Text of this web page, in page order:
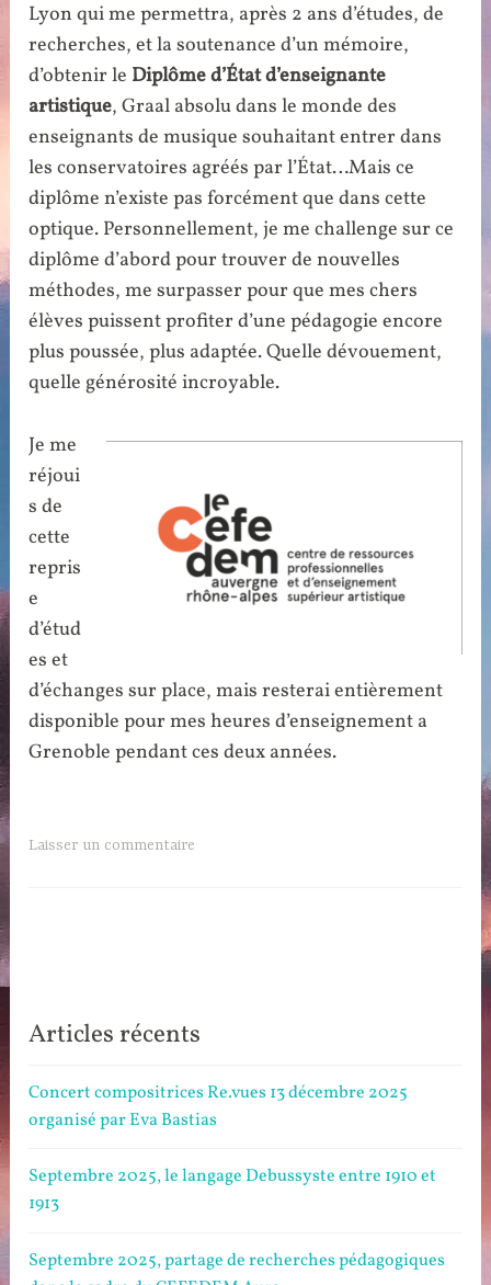
Lyon qui me permettra, après 2 ans d’études, de
recherches, et la soutenance d’un mémoire,
d’obtenir le Diplôme d’Étatd’enseignante
artistique, Graal absolu dans le monde des
enseignants de musique souhaitant entrer dans
les conservatoires agréés par l’État…Mais ce
diplôme n’existe pas forcément que dans cette
optique. Personnellement, je me challenge sur ce
diplôme d’abord pour trouver de nouvelles
méthodes, me surpasser pour que mes chers
élèves puissent profiter d’une pédagogie encore
plus poussée, plus adaptée. Quelle dévouement,
quelle générosité incroyable.
Je me
réjoui
s de
cette
repris
e
d’étud
es et
d’échanges sur place, mais resterai entièrement
disponible pour mes heures d’enseignement a
Grenoble pendant ces deux années.
Laisser un commentaire
Articles récents
Concert compositrices Re.vues 13 décembre 2025
organisé par Eva Bastias
Septembre 2025, le langage Debussyste entre 1910 et
1913
Septembre 2025, partage de recherches pédagogiques